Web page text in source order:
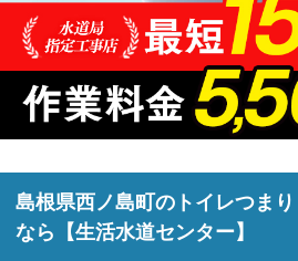
島根県西ノ島町のトイレつま
なら【生活水道センター】